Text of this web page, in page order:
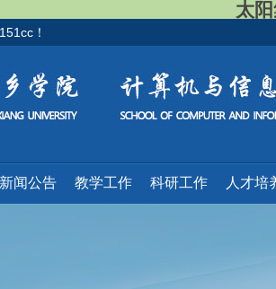
太
！
新闻公告 教学工作 科研工作 人才培